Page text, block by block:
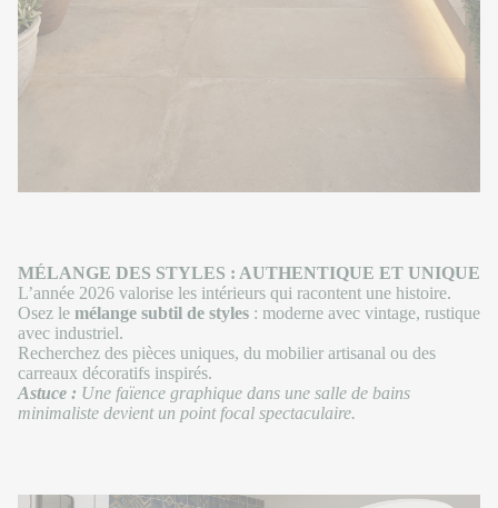
MÉLANGE DES STYLES : AUTHENTIQUE ET UNIQUE
L’année 2026 valorise les intérieurs qui racontent une histoire.
Osez le mélange subtil de styles : moderne avec vintage, rustique
avec industriel.
Recherchez des pièces uniques, du mobilier artisanal ou des
carreaux décoratifs inspirés.
Astuce : Une faïence graphique dans une salle de bains
minimaliste devient un point focal spectaculaire.